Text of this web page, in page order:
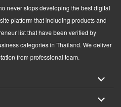
never stops developing the best digital
platform that including products and
list that have been verified by
categories in Thailand. We deliver
from professional team.